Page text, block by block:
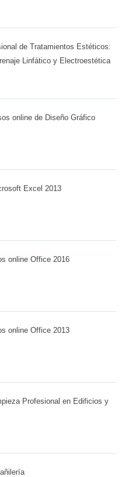
de Tratamientos Estéticos:
Linfático y Electroestética
online de Diseño Gráfico
Excel 2013
online Office 2016
online Office 2013
Profesional en Edificios y